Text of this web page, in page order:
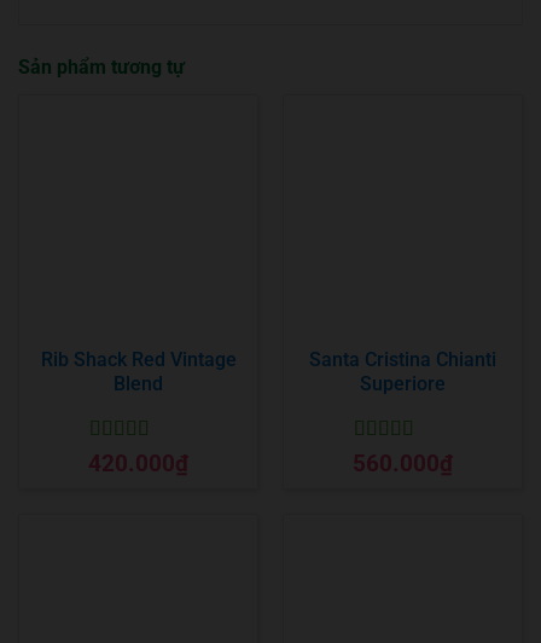
Sản phẩm tương tự
Rib Shack Red Vintage
Blend
Được xếp
hạng55 sao
420.000₫
Santa Cristina Chianti
Superiore
Được xếp
hạng55 sao
560.000₫